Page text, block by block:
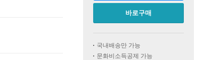
바로구매
국내배송만 가능
문화비소득공제 가능